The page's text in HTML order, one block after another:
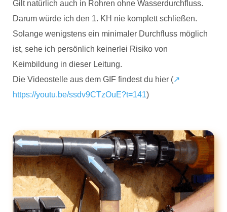
Gilt natürlich auch in Rohren ohne Wasserdurchfluss.
Darum würde ich den 1. KH nie komplett schließen.
Solange wenigstens ein minimaler Durchfluss möglich
ist, sehe ich persönlich keinerlei Risiko von
Keimbildung in dieser Leitung.
Die Videostelle aus dem GIF findest du hier (↗️
https://youtu.be/ssdv9CTzOuE?t=141)